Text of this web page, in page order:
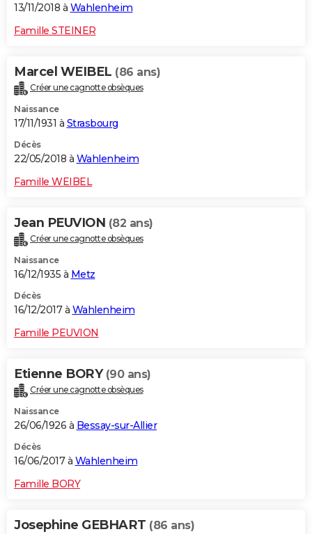
13/11/2018 à Wahlenheim
Famille STEINER
Marcel WEIBEL (86 ans)
Créer une cagnotte obsèques
Naissance
17/11/1931 à Strasbourg
Décès
22/05/2018 à Wahlenheim
Famille WEIBEL
Jean PEUVION (82 ans)
Créer une cagnotte obsèques
Naissance
16/12/1935 à Metz
Décès
16/12/2017 à Wahlenheim
Famille PEUVION
Etienne BORY (90 ans)
Créer une cagnotte obsèques
Naissance
26/06/1926 à Bessay-sur-Allier
Décès
16/06/2017 à Wahlenheim
Famille BORY
Josephine GEBHART (86 ans)